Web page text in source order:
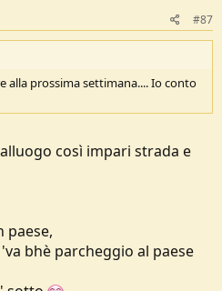
#87
alla prossima settimana.... Io conto
così impari strada e
paese,
bhè parcheggio al paese